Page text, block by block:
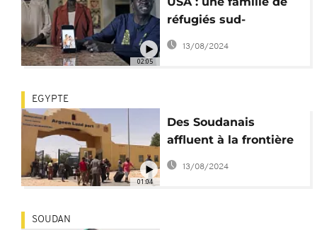
02:05
réfugiés sud-
soudanais réunie
grâce au Welcome
13/08/2024
01:04
EGYPTE
Des Soudanais
affluent à la frontière
égyptienne
13/08/2024
SOUDAN